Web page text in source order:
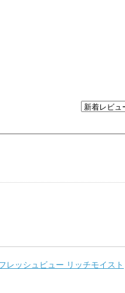
レッシュビュー リッチモイスト